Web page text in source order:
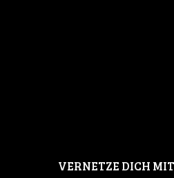
VERNETZE DICH